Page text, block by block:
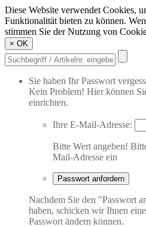
Diese Website verwendet Cookies,
Funktionalität bieten zu können.
stimmen Sie der Nutzung von
× OK
Sie haben Ihr Passwort
Kein Problem! Hier können
einrichten.
Ihre E-Mail-Adresse:
Bitte Wert angeben!
Mail-Adresse ein
Passwort anfordern
Nachdem Sie den "Passwort
haben, schicken wir Ihnen
Passwort ändern können.